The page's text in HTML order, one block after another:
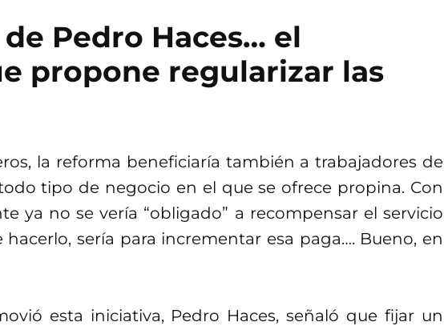
Pedro Haces… el
propone regularizar las
la reforma beneficiaría también a trabajadores de
tipo de negocio en el que se ofrece propina. Con
ya no se vería “obligado” a recompensar el servicio
sería para incrementar esa paga…. Bueno, en
esta iniciativa, Pedro Haces, señaló que fijar un